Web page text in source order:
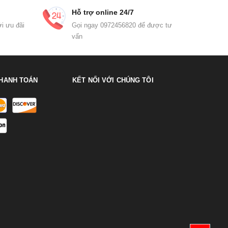
ưu đãi
Hỗ trợ online 24/7
Gọi ngay 0972456820 để được tư
vấn
TOÁN KẾT NỐI VỚI CHÚNG TÔI